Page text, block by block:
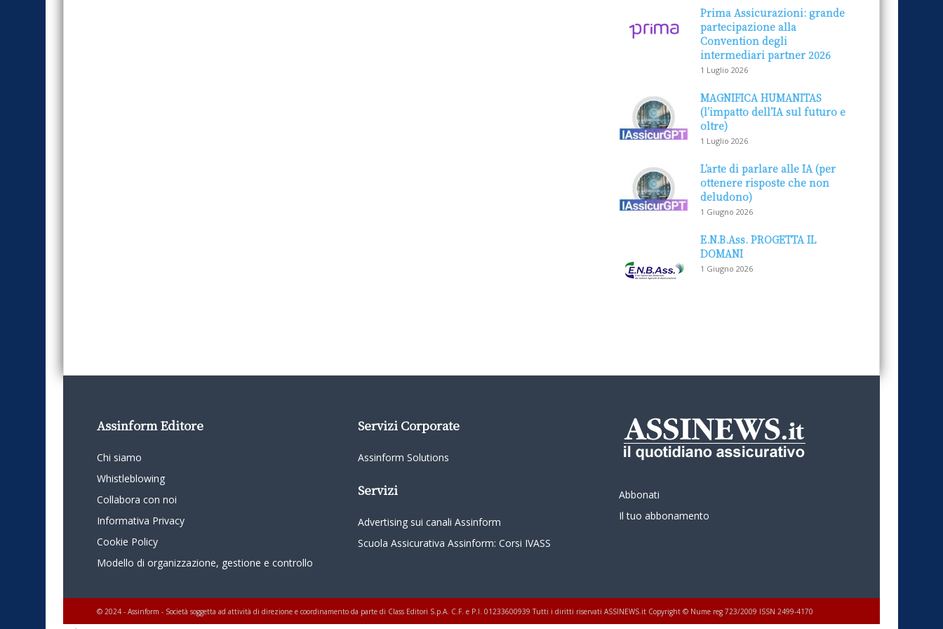
Prima Assicurazioni: grande
partecipazione alla
Convention degli
intermediari partner 2026
1 Luglio 2026
MAGNIFICA HUMANITAS
(l’impatto dell’IA sul futuro e
oltre)
1 Luglio 2026
L’arte di parlare alle IA (per
ottenere risposte che non
deludono)
1 Giugno 2026
E.N.B.Ass. PROGETTA IL
DOMANI
1 Giugno 2026
Assinform Editore
Chi siamo
Whistleblowing
Collabora con noi
Informativa Privacy
Cookie Policy
Modello di organizzazione, gestione e controllo
Servizi Corporate
Assinform Solutions
Servizi
Advertising sui canali Assinform
Scuola Assicurativa Assinform: Corsi IVASS
Abbonati
Il tuo abbonamento
© 2024 - Assinform - Società soggetta ad attività di direzione e coordinamento da parte di Class Editori S.p.A. C.F. e P.I. 01233600939 Tutti i diritti riservati ASSINEWS.it Copyright © Nume reg 723/2009 ISSN 2499-4170